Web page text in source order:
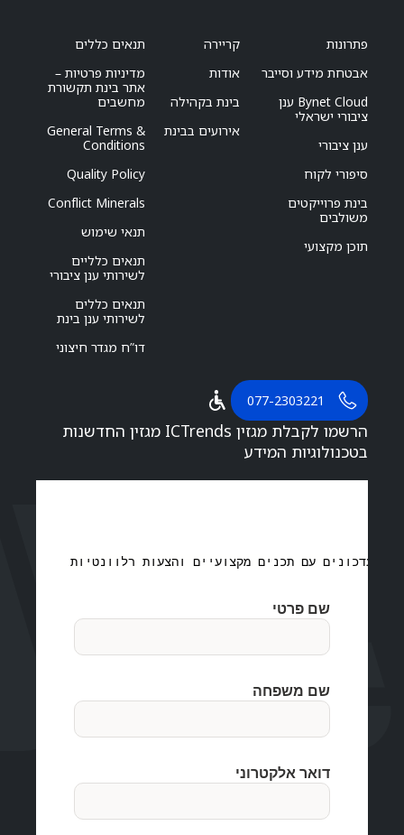
פתרונות
אבטחת מידע וסייבר
Bynet Cloud ענן
ציבורי ישראלי
ענן ציבורי
סיפורי לקוח
בינת פרוייקטים
משולבים
תוכן מקצועי
קריירה
אודות
בינת בקהילה
אירועים בבינת
תנאים כללים
מדיניות פרטיות –
אתר בינת תקשורת
מחשבים
General Terms &
Conditions
Quality Policy
Conflict Minerals
תנאי שימוש
תנאים כלליים
לשירותי ענן ציבורי
תנאים כללים
לשירותי ענן בינת
דו”ח מגדר חיצוני
077-2303221
הרשמו לקבלת מגזין ICTrends מגזין החדשנות
בטכנולוגיות המידע